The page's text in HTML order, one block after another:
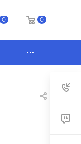
0 0